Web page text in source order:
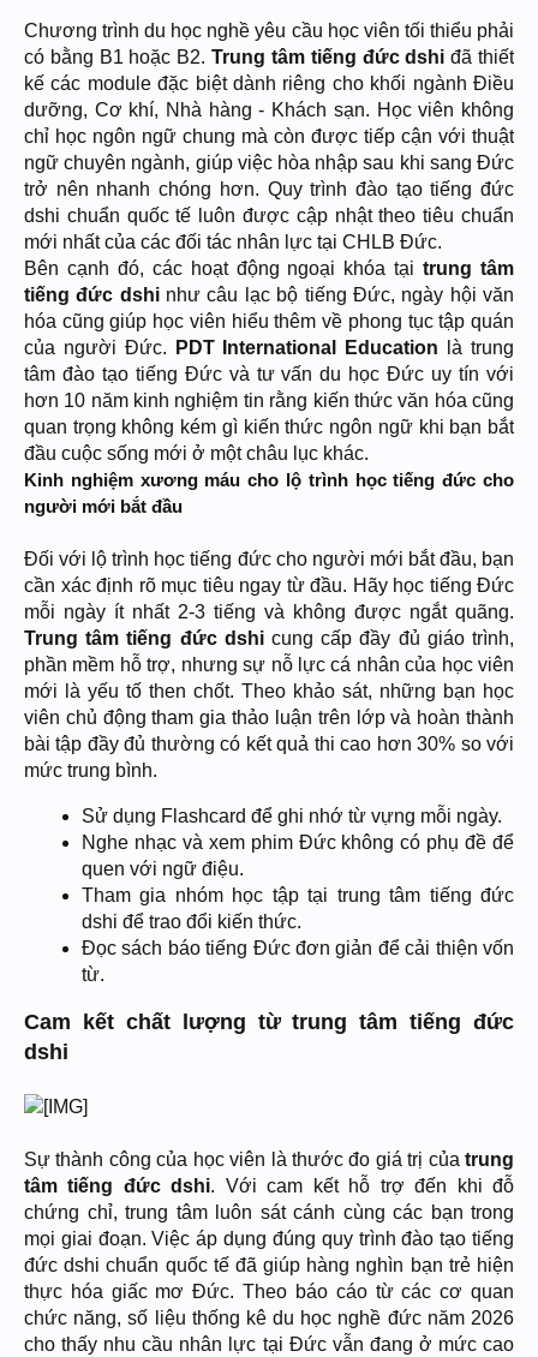
Chương trình du học nghề yêu cầu học viên tối thiểu phải
có bằng B1 hoặc B2.Trung tâm tiếng đức dshi đã thiết
kế các module đặc biệt dành riêng cho khối ngành Điều
dưỡng, Cơ khí, Nhà hàng - Khách sạn. Học viên không
chỉ học ngôn ngữ chung mà còn được tiếp cận với thuật
ngữ chuyên ngành, giúp việc hòa nhập sau khi sang Đức
trở nên nhanh chóng hơn. Quy trình đào tạo tiếng đức
dshi chuẩn quốc tế luôn được cập nhật theo tiêu chuẩn
mới nhất của các đối tác nhân lực tại CHLB Đức.
Bên cạnh đó, các hoạt động ngoại khóa tạitrung tâm
tiếng đức dshinhư câu lạc bộ tiếng Đức, ngày hội văn
hóa cũng giúp học viên hiểu thêm về phong tục tập quán
của người Đức.
PDT International Education là trung
tâm đào tạo tiếng Đức và tư vấn du học Đức uy tín với
hơn 10 năm kinh nghiệm tin rằng kiến thức văn hóa cũng
quan trọng không kém gì kiến thức ngôn ngữ khi bạn bắt
đầu cuộc sống mới ở một châu lục khác.
Kinh nghiệm xương máu cho lộ trình học tiếng đức cho
người mới bắt đầu
Đối với lộ trình học tiếng đức cho người mới bắt đầu, bạn
cần xác định rõ mục tiêu ngay từ đầu. Hãy học tiếng Đức
mỗi ngày ít nhất 2-3 tiếng và không được ngắt quãng.
Trung tâm tiếng đức dshicung cấp đầy đủ giáo trình,
phần mềm hỗ trợ, nhưng sự nỗ lực cá nhân của học viên
mới là yếu tố then chốt. Theo khảo sát, những bạn học
viên chủ động tham gia thảo luận trên lớp và hoàn thành
bài tập đầy đủ thường có kết quả thi cao hơn 30% so với
mức trung bình.
Sử dụng Flashcard để ghi nhớ từ vựng mỗi ngày.
Nghe nhạc và xem phim Đức không có phụ đề để
quen với ngữ điệu.
Tham gia nhóm học tập tại trung tâm tiếng đức
dshi để trao đổi kiến thức.
Đọc sách báo tiếng Đức đơn giản để cải thiện vốn
từ.
Cam kết chất lượng từ trung tâm tiếng đức
dshi
Sự thành công của học viên là thước đo giá trị của trung
tâm tiếng đức dshi. Với cam kết hỗ trợ đến khi đỗ
chứng chỉ, trung tâm luôn sát cánh cùng các bạn trong
mọi giai đoạn. Việc áp dụng đúng quy trình đào tạo tiếng
đức dshi chuẩn quốc tế đã giúp hàng nghìn bạn trẻ hiện
thực hóa giấc mơ Đức. Theo báo cáo từ các cơ quan
chức năng, số liệu thống kê du học nghề đức năm 2026
cho thấy nhu cầu nhân lực tại Đức vẫn đang ở mức cao